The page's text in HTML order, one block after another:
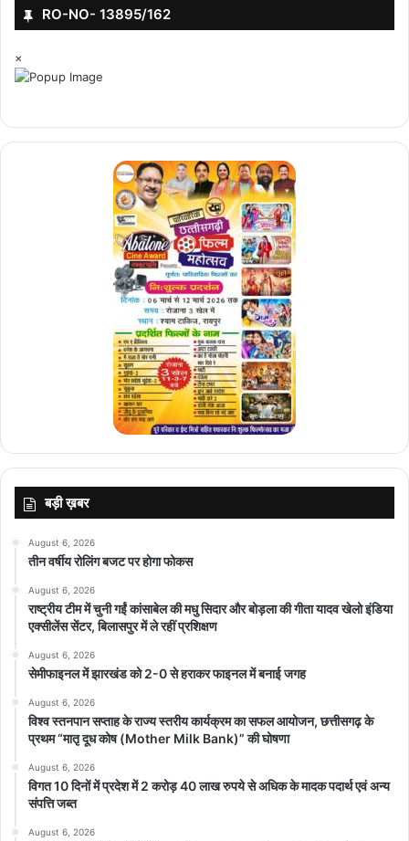
RO-NO- 13895/162
×
बड़ी ख़बर
August 6, 2026
तीन वर्षीय रोलिंग बजट पर होगा फोकस
August 6, 2026
राष्ट्रीय टीम में चुनी गईं कांसाबेल की मधु सिदार और बोड़ला की गीता यादव खेलो इंडिया
एक्सीलेंस सेंटर, बिलासपुर में ले रहीं प्रशिक्षण
August 6, 2026
सेमीफाइनल में झारखंड को 2-0 से हराकर फाइनल में बनाई जगह
August 6, 2026
विश्व स्तनपान सप्ताह के राज्य स्तरीय कार्यक्रम का सफल आयोजन, छत्तीसगढ़ के
प्रथम “मातृ दूध कोष (Mother Milk Bank)” की घोषणा
August 6, 2026
विगत 10 दिनों में प्रदेश में 2 करोड़ 40 लाख रुपये से अधिक के मादक पदार्थ एवं अन्य
संपत्ति जब्त
August 6, 2026